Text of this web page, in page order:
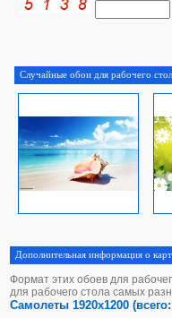
Случайные обои для рабочего
Дополнительная информация о
Формат этих обоев для
для рабочего стола самых
Самолеты 1920x1200